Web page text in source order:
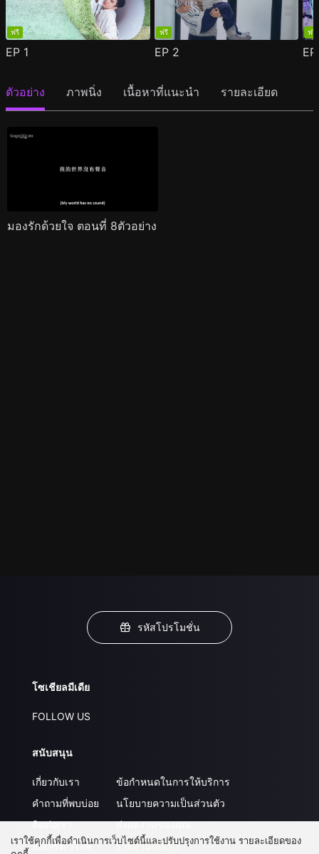
ฟรี
EP 1
ฟรี
EP 2
ฟรี
ตัวอย่าง ภาพนิ่ง เนื้อหาที่แนะนำ รายละเอียด
มองรักด้วยใจ ตอนที่ 8ตัวอย่าง
รหัสโปรโมชั่น
โซเชียลมีเดีย
FOLLOW US
สนับสนุน
เกี่ยวกับเรา
คำถามที่พบบ่อย
ติดต่อเรา
อัปเกรด วีไอพี
ข้อกำหนดในการให้บริการ
นโยบายความเป็นส่วนตัว
ส่งผลงานของคุณ
ร่วมงานกับเรา
เราใช้คุกกี้เพื่อดำเนินการเว็บไซต์นี้และปรับปรุงการใช้งาน รายละเอียดของ